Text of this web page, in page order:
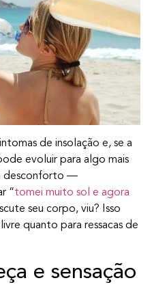
de insolação e, se a
evoluir para algo mais
desconforto —
“tomei muito sol e agora
seu corpo, viu? Isso
quanto para ressacas de
e sensação